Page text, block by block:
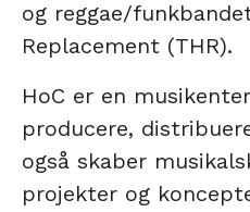
og reggae/
Replacement (THR).
HoC er en
producere,
også skaber
projekter og